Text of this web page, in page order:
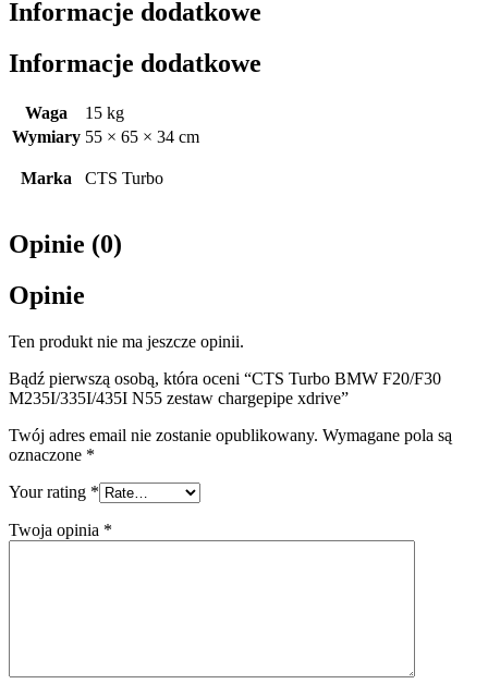
Informacje dodatkowe
Informacje dodatkowe
Waga
15 kg
Wymiary 55 × 65 × 34 cm
Marka CTS Turbo
Opinie (0)
Opinie
Ten produkt nie ma jeszcze opinii.
Bądź pierwszą osobą, która oceni “CTS Turbo BMW F20/F30
M235I/335I/435I N55 zestaw chargepipe xdrive”
Twój adres email nie zostanie opublikowany. Wymagane pola są
oznaczone *
Your rating *
Twoja opinia *